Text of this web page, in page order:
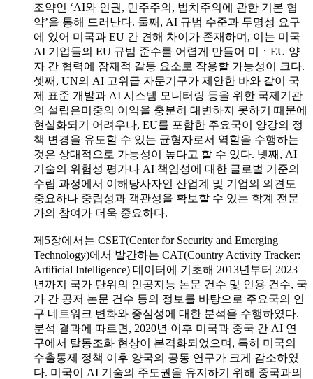
조약인 ‘AI와 인권, 민주주의, 법치주의에 관한 기본 협
약’을 통해 드러난다. 둘째, AI 규범 수준과 투명성 요구
에 있어 미국과 EU 간 견해 차이가 존재하며, 이는 미국
AI 기업들의 EU 규범 준수를 어렵게 만들어 미ㆍEU 양
자 간 협력에 잠재적 갈등 요소로 작용할 가능성이 크다.
셋째, UN의 AI 고위급 자문기구가 제안한 바와 같이 국
제 표준 개발과 AI 시스템 모니터링 등을 위한 국제기관
의 설립은미중의 이익을 충분히 대변하지 못하기 때문에
현실화되기 어려우나, EU를 포함한 주요국이 양강의 정
책 변경을 유도할 수 있는 균형자로서 역할을 수행하는
것은 상대적으로 가능성이 높다고 할 수 있다. 넷째, AI
기술의 위험성 평가나 AI 책임성에 대한 글로벌 기준의
수립 과정에서 이해당사자인 산업계 및 기업의 의견도
중요하나 중립성과 객관성을 확보할 수 있는 학계 전문
가의 참여가 더욱 중요하다.
제5장에서는 CSET(Center for Security and Emerging
Technology)에서 발간하는 CAT(Country Activity Tracker:
Artificial Intelligence) 데이터에 기초해 2013년부터 2023
년까지 국가 단위의 인공지능 논문 건수 및 인용 건수, 국
가 간 공저 논문 건수 등의 정보를 바탕으로 주요국의 연
구 네트워크 변화와 중심성에 대한 분석을 수행하였다.
분석 결과에 따르면, 2020년 이후 미국과 중국 간 AI 연
구에서 탈동조화 현상이 본격화되었으며, 특히 미국의
수출통제 정책 이후 양국의 공동 연구가 크게 감소하였
다. 미국이 AI 기술의 주도권을 유지하기 위해 중국과의